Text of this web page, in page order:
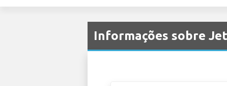
Informações sobre